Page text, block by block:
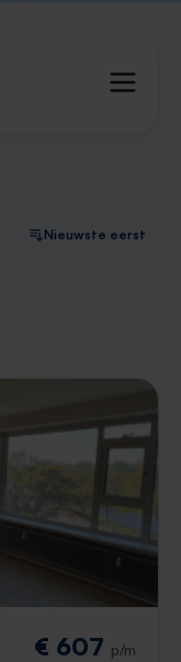
Nieuwste eerst
€ 607 p/m